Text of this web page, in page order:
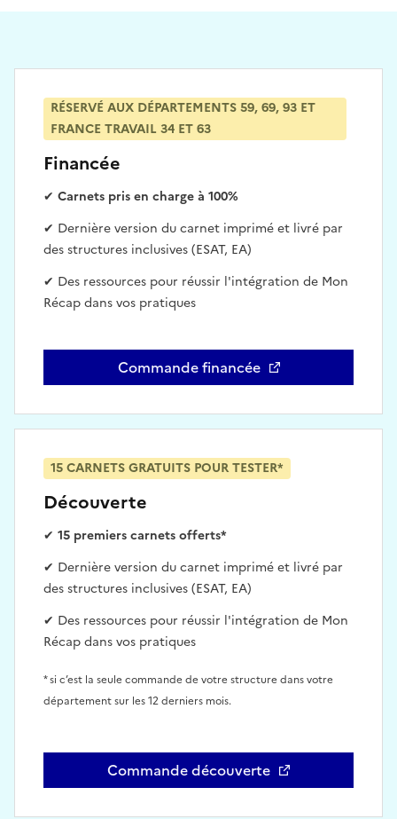
Financée
✔ Carnets pris en charge à 100%
✔ Dernière version du carnet imprimé et livré par
des structures inclusives (ESAT, EA)
✔ Des ressources pour réussir l'intégration de Mon
Récap dans vos pratiques
RÉSERVÉ AUX DÉPARTEMENTS 59, 69, 93 ET
FRANCE TRAVAIL 34 ET 63
Commande financéeOuvre une nouvelle fenêtre
Découverte
✔ 15 premiers carnets offerts*
✔ Dernière version du carnet imprimé et livré par
des structures inclusives (ESAT, EA)
✔ Des ressources pour réussir l'intégration de Mon
Récap dans vos pratiques
* si c’est la seule commande de votre structure dans votre
département sur les 12 derniers mois.
15 CARNETS GRATUITS POUR TESTER*
Commande découverteOuvre une nouvelle fenêtre